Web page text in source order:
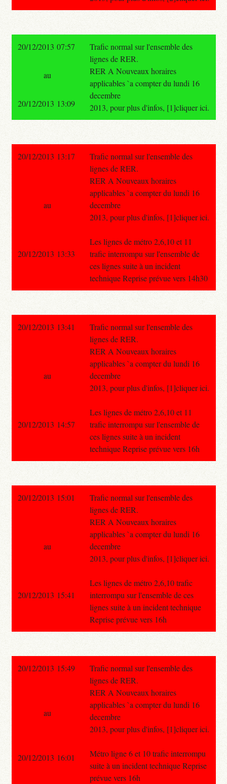
20/12/2013 07:57
Trafic normal sur l'ensemble des
lignes de RER.
RER A Nouveaux horaires
applicables `a compter du lundi 16
decembre
2013, pour plus d'infos, [1]cliquer ici.
au
20/12/2013 13:09
20/12/2013 13:17
Trafic normal sur l'ensemble des
lignes de RER.
RER A Nouveaux horaires
applicables `a compter du lundi 16
decembre
2013, pour plus d'infos, [1]cliquer ici.
Les lignes de métro 2,6,10 et 11
trafic interrompu sur l'ensemble de
ces lignes suite à un incident
technique Reprise prévue vers 14h30
au
20/12/2013 13:33
20/12/2013 13:41
Trafic normal sur l'ensemble des
lignes de RER.
RER A Nouveaux horaires
applicables `a compter du lundi 16
decembre
2013, pour plus d'infos, [1]cliquer ici.
Les lignes de métro 2,6,10 et 11
trafic interrompu sur l'ensemble de
ces lignes suite à un incident
technique Reprise prévue vers 16h
au
20/12/2013 14:57
20/12/2013 15:01
Trafic normal sur l'ensemble des
lignes de RER.
RER A Nouveaux horaires
applicables `a compter du lundi 16
decembre
2013, pour plus d'infos, [1]cliquer ici.
Les lignes de métro 2,6,10 trafic
interrompu sur l'ensemble de ces
lignes suite à un incident technique
Reprise prévue vers 16h
au
20/12/2013 15:41
20/12/2013 15:49
Trafic normal sur l'ensemble des
lignes de RER.
RER A Nouveaux horaires
applicables `a compter du lundi 16
decembre
2013, pour plus d'infos, [1]cliquer ici.
Métro ligne 6 et 10 trafic interrompu
suite à un incident technique Reprise
prévue vers 16h
au
20/12/2013 16:01